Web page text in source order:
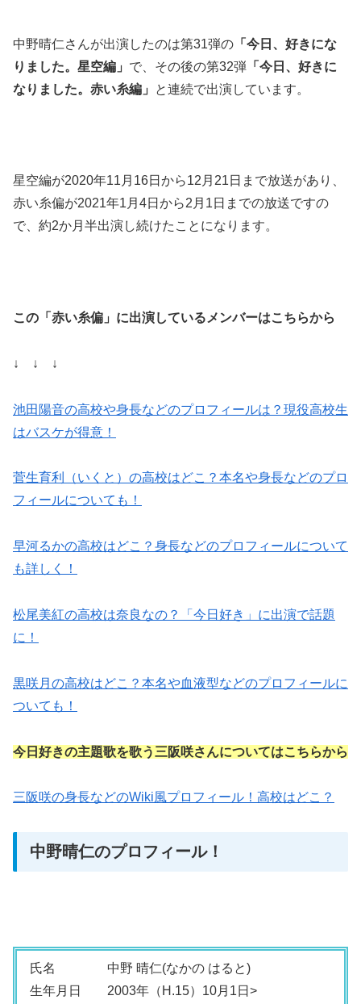
中野晴仁さんが出演したのは第31弾の 「今日、好きにな
りました。星空編」 で、その後の第32弾 「今日、好きに
なりました。赤い糸編」
と連続で出演しています。
星空編が2020年11月16日から12月21日まで放送があり、
赤い糸偏が2021年1月4日から2月1日までの放送ですの
で、約2か月半出演し続けたことになります。
この「赤い糸偏」に出演しているメンバーはこちらから
↓ ↓ ↓
池田陽音の高校や身長などのプロフィールは？現役高校生
はバスケが得意！
菅生育利（いくと）の高校はどこ？本名や身長などのプロ
フィールについても！
早河るかの高校はどこ？身長などのプロフィールについて
も詳しく！
松尾美紅の高校は奈良なの？「今日好き」に出演で話題
に！
黒咲月の高校はどこ？本名や血液型などのプロフィールに
ついても！
今日好きの主題歌を歌う三阪咲さんについてはこちらから
三阪咲の身長などのWiki風プロフィール！高校はどこ？
中野晴仁のプロフィール！
氏名 中野 晴仁(なかの はると)
生年月日 2003年（H.15）10月1日>